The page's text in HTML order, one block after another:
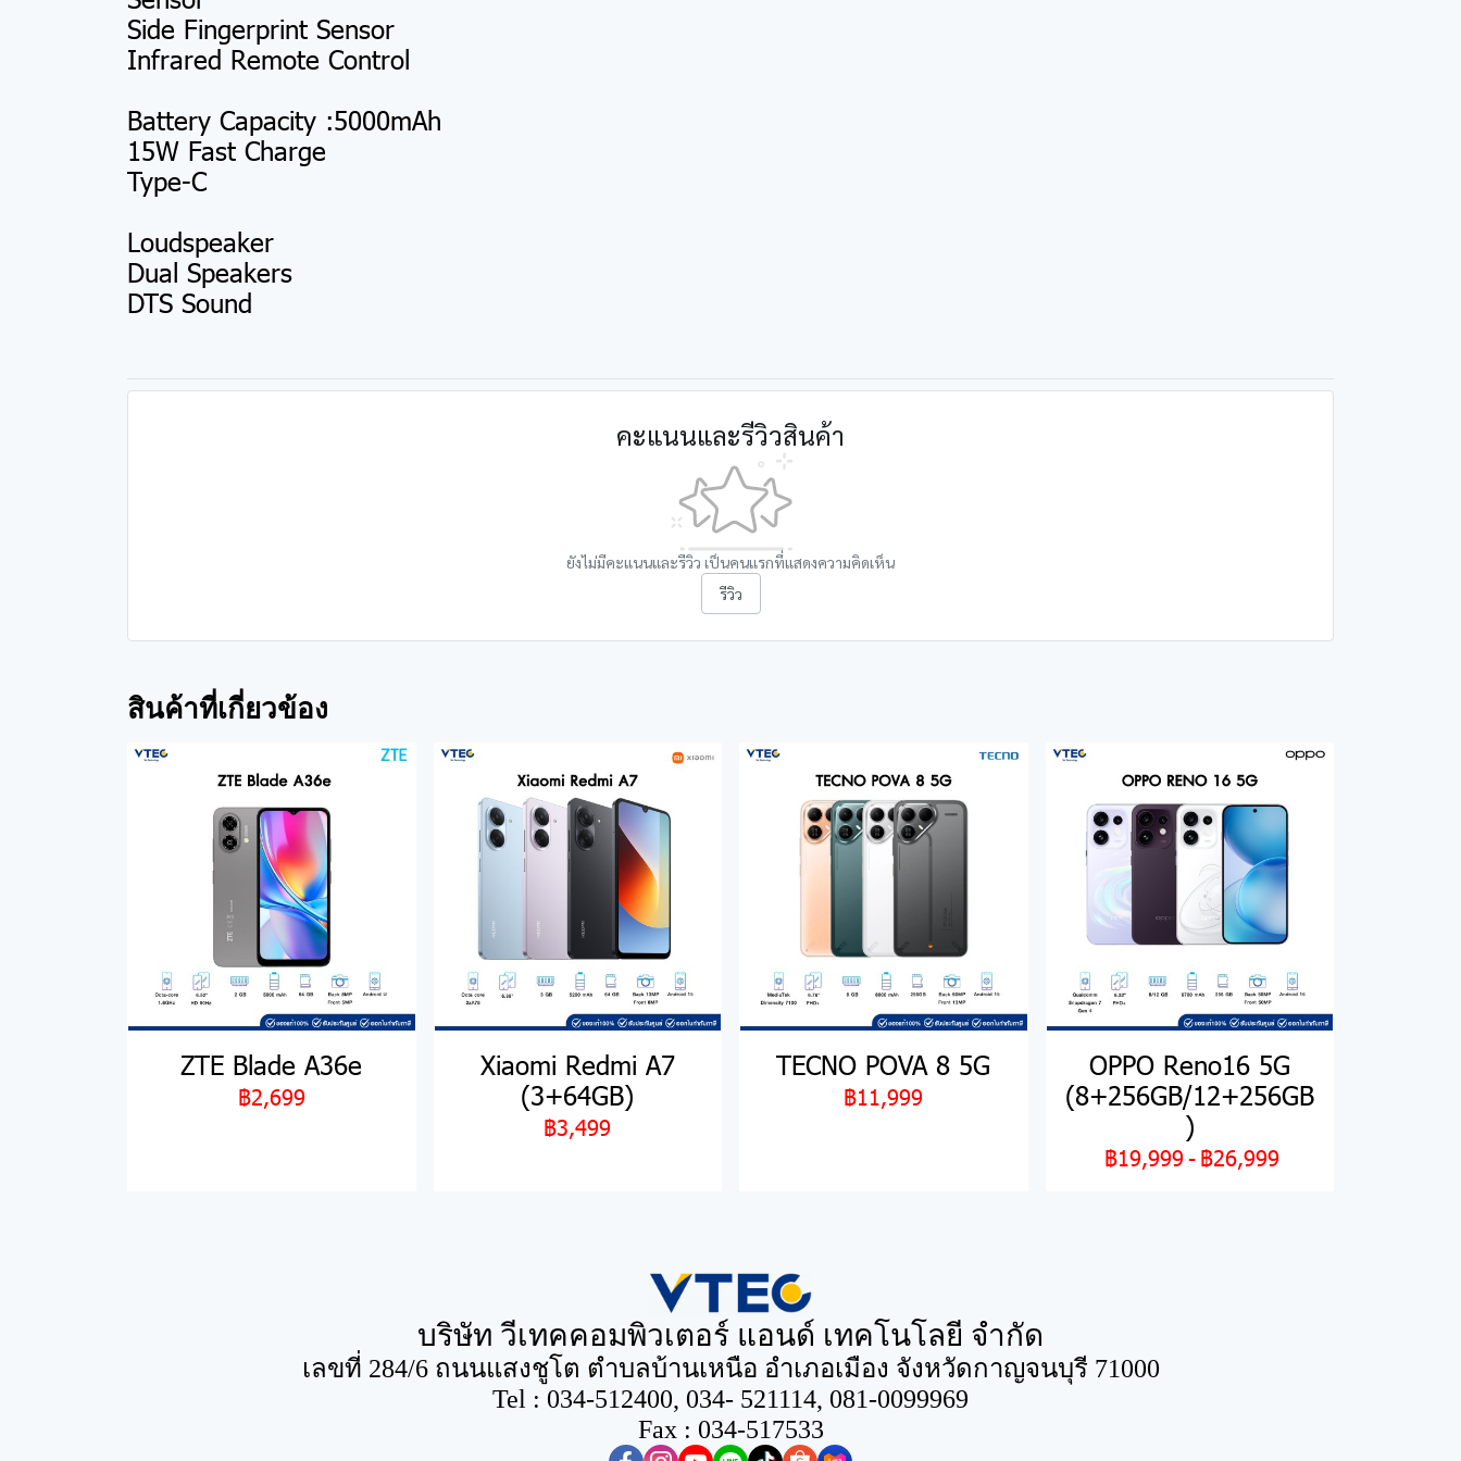
Side Fingerprint Sensor
Infrared Remote Control
Battery Capacity :5000mAh
15W Fast Charge
Type-C
Loudspeaker
Dual Speakers
DTS Sound
คะแนนและรีวิวสินค้า
ยังไม่มีคะแนนและรีวิว เป็นคนแรกที่แสดงความคิดเห็น
รีวิว
สินค้าที่เกี่ยวข้อง
ZTE Blade A36e
฿2,699
Xiaomi Redmi A7
(3+64GB)
฿3,499
TECNO POVA 8 5G
฿11,999
OPPO Reno16 5G
(8+256GB/12+256GB
)
฿19,999- ฿26,999
บริษัท วีเทคคอมพิวเตอร์ แอนด์ เทคโนโลยี จำกัด
เลขที่ 284/6 ถนนแสงชูโต ตำบลบ้านเหนือ อำเภอเมือง จังหวัดกาญจนบุรี 71000
Tel : 034-512400, 034- 521114, 081-0099969
Fax : 034-517533